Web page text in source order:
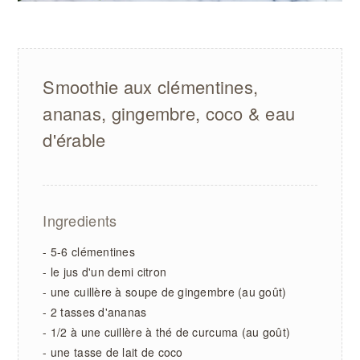
Smoothie aux clémentines,
ananas, gingembre, coco & eau
d'érable
Ingredients
- 5-6 clémentines
- le jus d'un demi citron
- une cuillère à soupe de gingembre (au goût)
- 2 tasses d'ananas
- 1/2 à une cuillère à thé de curcuma (au goût)
- une tasse de lait de coco